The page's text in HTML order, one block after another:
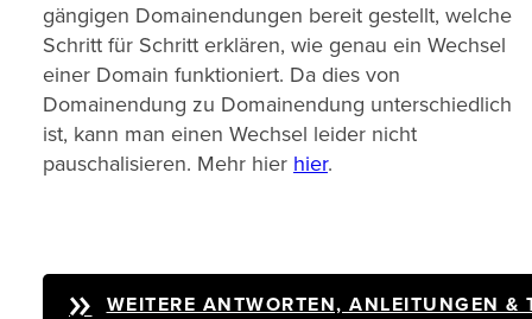
gängigen Domainendungen bereit gestellt, welche
Schritt für Schritt erklären, wie genau ein Wechsel
einer Domain funktioniert. Da dies von
Domainendung zu Domainendung unterschiedlich
ist, kann man einen Wechsel leider nicht
pauschalisieren. Mehr hier hier.
WEITERE ANTWORTEN, ANLEITUNGEN &